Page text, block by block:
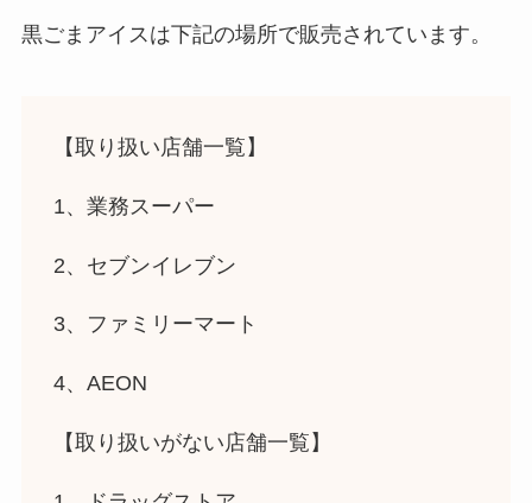
黒ごまアイスは下記の場所で販売されています。
【取り扱い店舗一覧】
1、業務スーパー
2、セブンイレブン
3、ファミリーマート
4、AEON
【取り扱いがない店舗一覧】